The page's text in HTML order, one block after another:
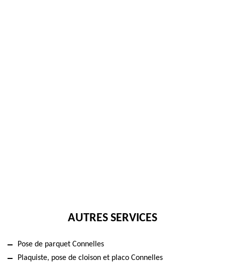
AUTRES SERVICES
Pose de parquet Connelles
Plaquiste, pose de cloison et placo Connelles